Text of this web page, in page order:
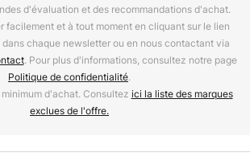
d'évaluation et des recommandations d'achat.
facilement et à tout moment en cliquant sur le lien
chaque newsletter ou en nous contactant via
. Pour plus d'informations, consultez notre page
Politique de confidentialité.
d'achat. Consultez ici la liste des marques
exclues de l'offre.